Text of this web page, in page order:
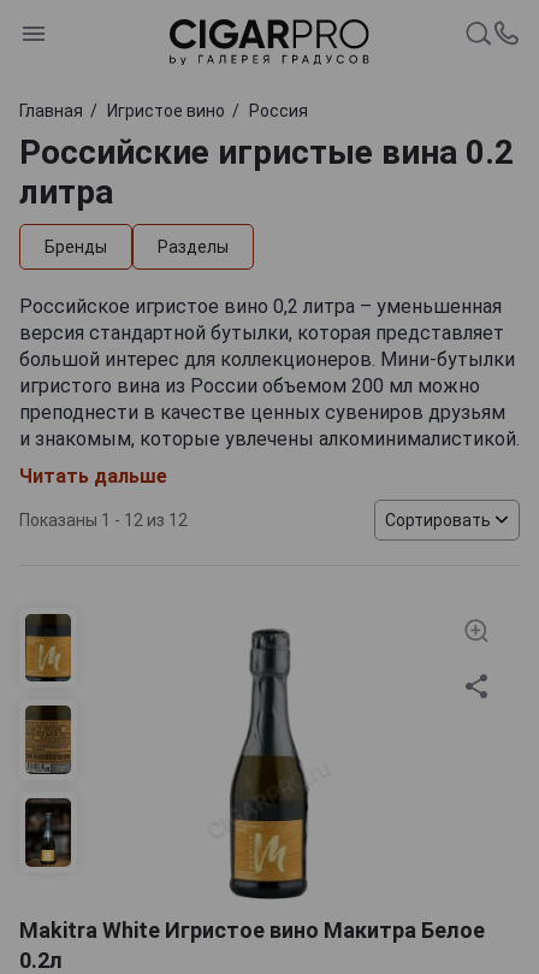
Главная Игристое вино Россия
Российские игристые вина 0.2
литра
Бренды Разделы
Российское игристое вино 0,2 литра – уменьшенная
версия стандартной бутылки, которая представляет
большой интерес для коллекционеров. Мини-бутылки
игристого вина из России объемом 200 мл можно
преподнести в качестве ценных сувениров друзьям
и знакомым, которые увлечены алкоминималистикой.
Такие бутылки являются точными копиями емкостей
стандартного объема и выпускаются ограниченным
числом отечественных предприятий. Российское
игристое вино 200 мл также приобретают
Также игристое вино России 0,2 литра – это
отличный вариант напитка для первой пробы, когда
покупатель еще не знаком с творчеством компании-
производителя. Уменьшенные версии помогут Вам
выбрать подходящее игристое вино для важного
торжества с минимальными затратами.
Читать дальше
Показаны 1 - 12 из 12 Сортировать
Makitra White Игристое вино Макитра Белое
0.2л